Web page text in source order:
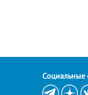
Cоциальные